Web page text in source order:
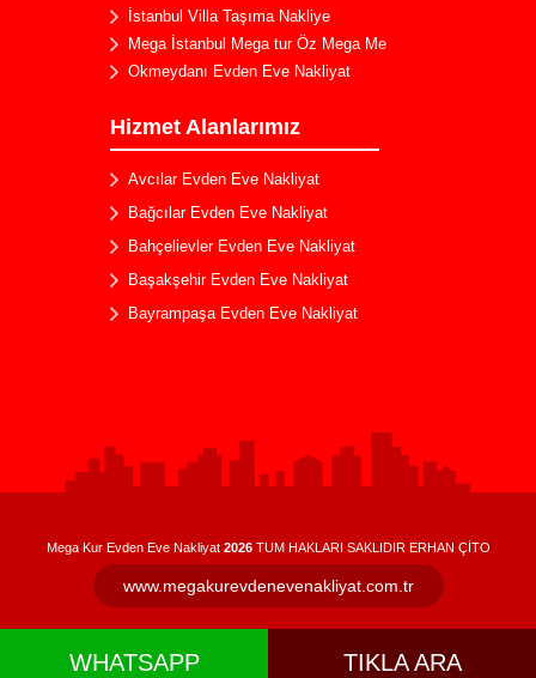
İstanbul Villa Taşıma Nakliye
Mega İstanbul Mega tur Öz Mega Me
Okmeydanı Evden Eve Nakliyat
Hizmet Alanlarımız
Kuleli Evden Eve Nakliyat
Kartal Evden Eve Nakliyat
Silivri Evden Eve Nakliyat
Zümrütevler Evden Eve Nakliyat
Avcılar Evden Eve Nakliyat
Bağcılar Evden Eve Nakliyat
Bahçelievler Evden Eve Nakliyat
Başakşehir Evden Eve Nakliyat
Bayrampaşa Evden Eve Nakliyat
Kadıköy Evden Eve Nakliyat
Gebze Evden Eve Nakliyat
Şile Evden Eve Nakliyat
Mega Kur Evden Eve Nakliyat 2026TUM HAKLARI SAKLIDIR ERHAN ÇİTO
www.megakurevdenevenakliyat.com.tr
WHATSAPP TIKLA ARA